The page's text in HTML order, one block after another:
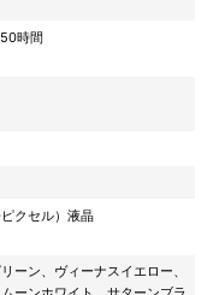
時間
クセル）液晶
ーン、ヴィーナスイエロー、